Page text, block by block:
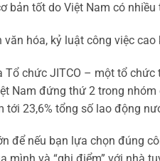
bản tốt do Việt Nam có
văn hóa, kỷ luật công việc
Tổ chức JITCO – một tổ
Nam đứng thứ 2 trong
tới 23,6% tổng số lao động
để nếu bạn lựa chọn đúng